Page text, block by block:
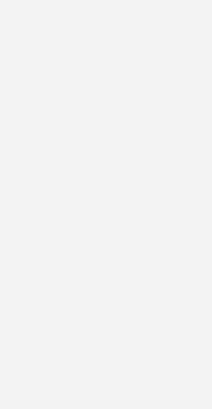
Holz mit dezenter
verkehrt machen, wird hier
und unübersehbar
und zu statisch
Kopf perfekt durch ein
vervollständigt. Auf der
diese steinerne
als „Luxus pur“
und Co“ nicht allein
punktet ebenfalls mit einer
in leuchtendem Orange
auf der Bühne für